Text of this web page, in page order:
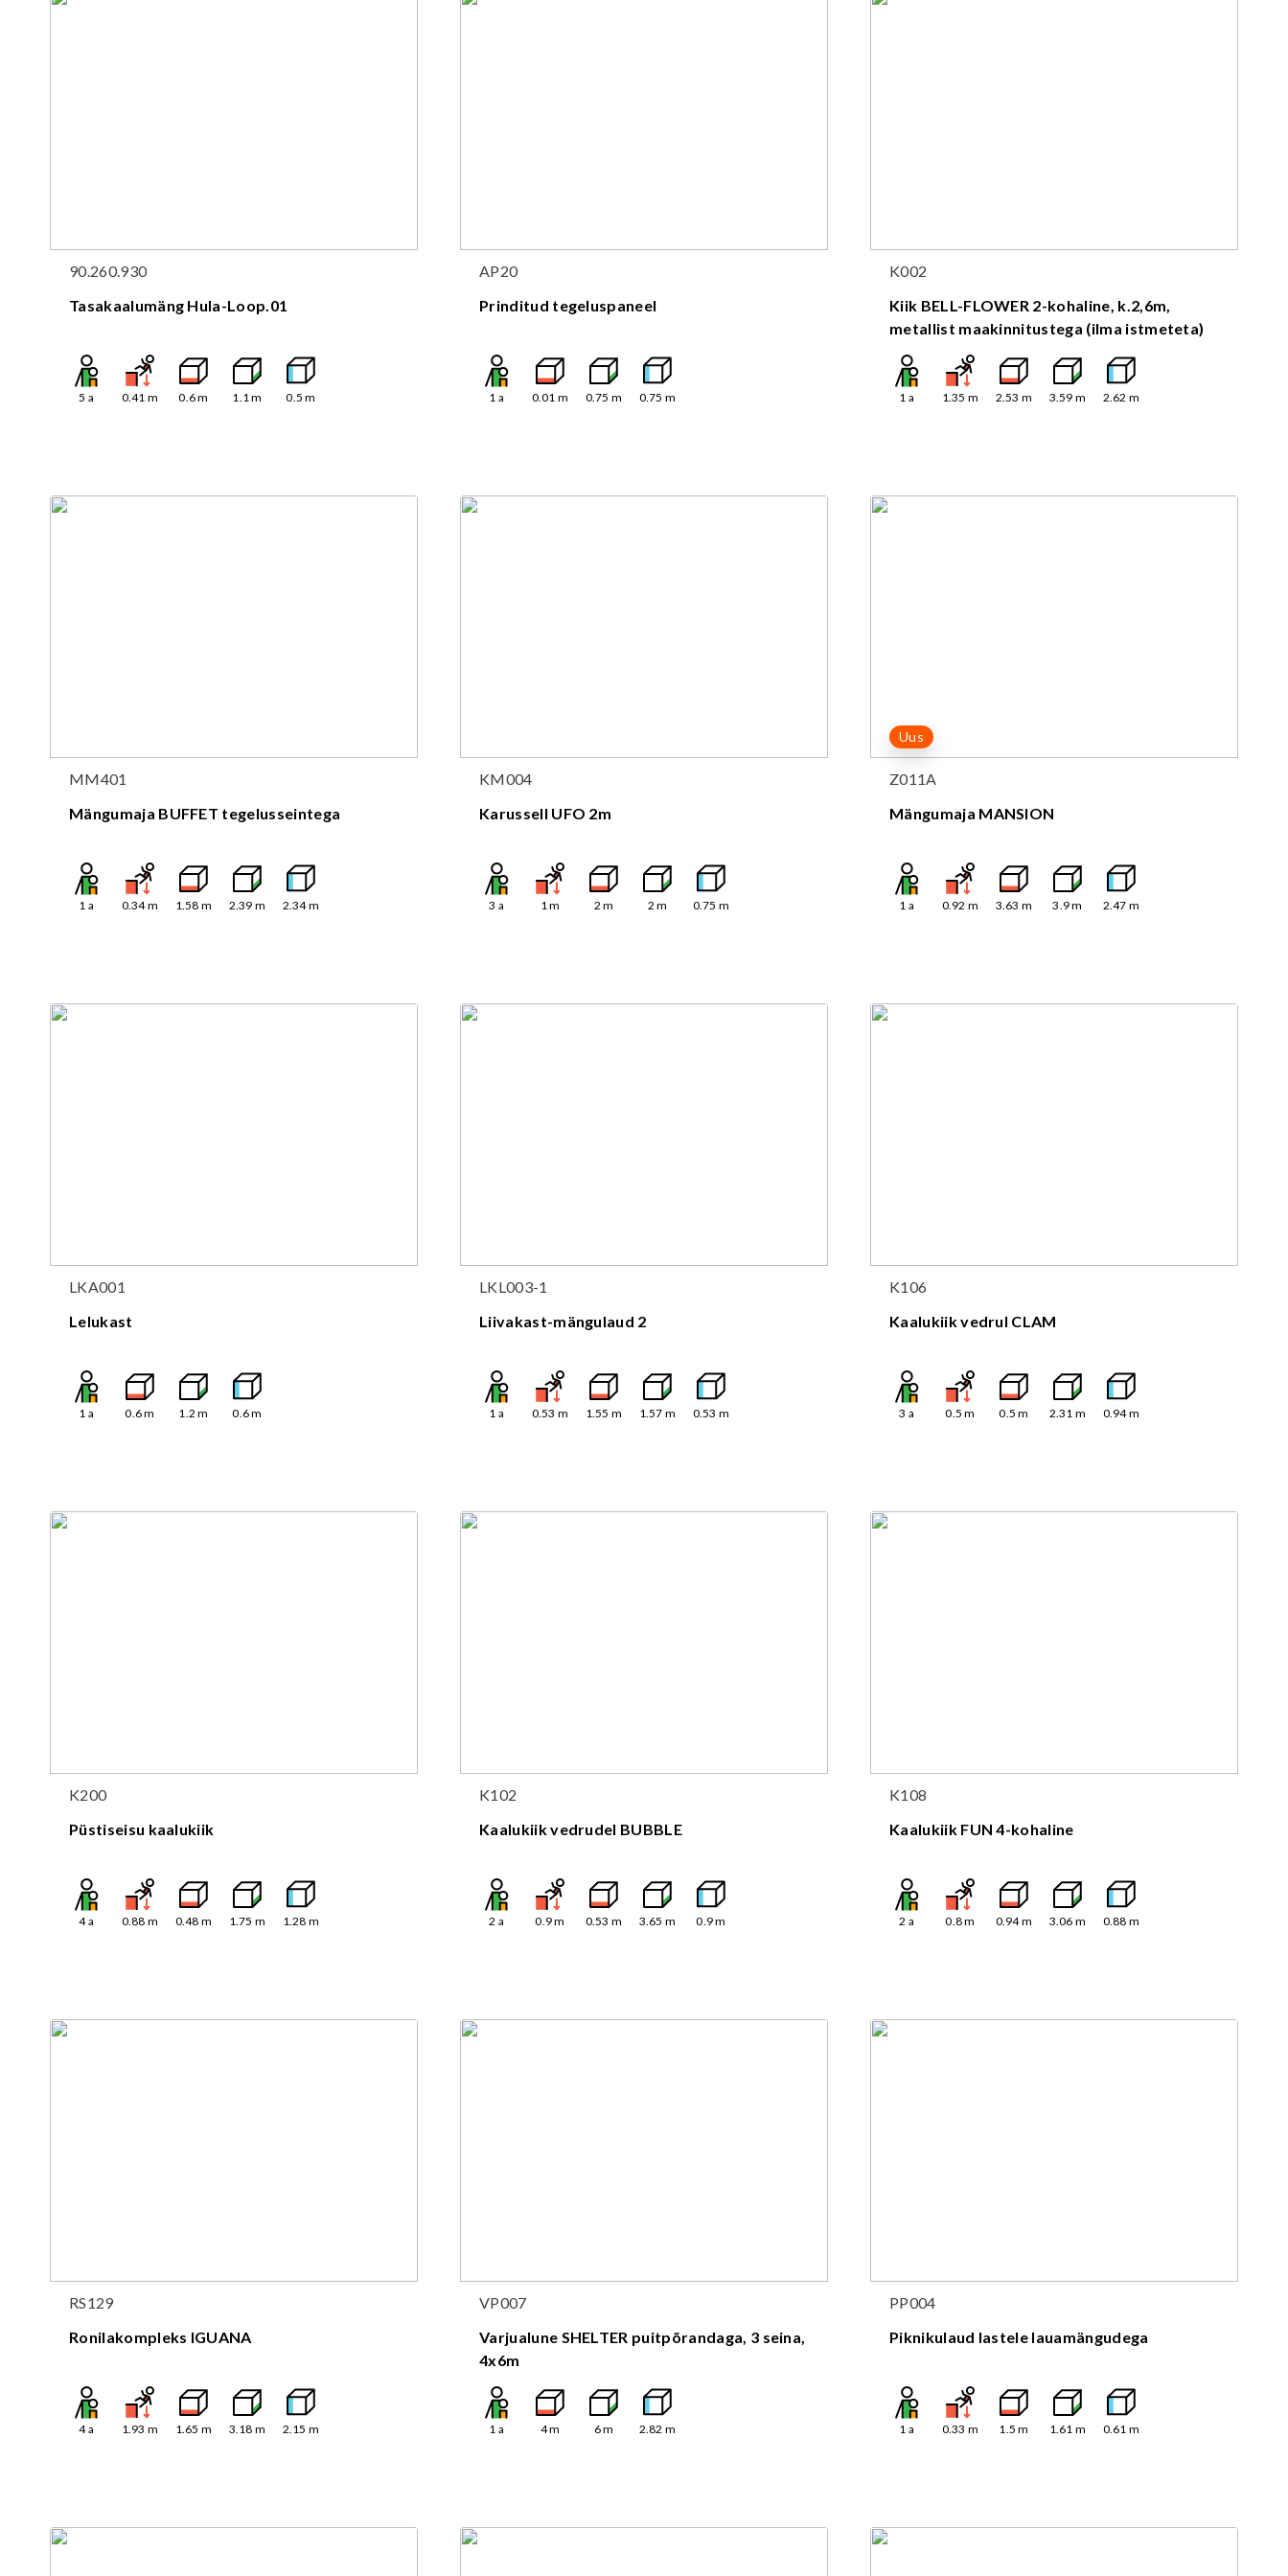
90.260.930
Tasakaalumäng Hula-Loop.01
5 a 0.41 m 0.6m 1.1m 0.5 m
AP20
Prinditud tegeluspaneel
1 a 0.01 m 0.75 m 0.75 m
K002
Kiik BELL-FLOWER 2-kohaline, k.2,6m,
metallist maakinnitustega (ilma istmeteta)
1 a 1.35 m 2.53 m 3.59 m 2.62 m
MM401
Mängumaja BUFFET tegelusseintega
1 a 0.34m 1.58 m 2.39 m 2.34m
KM004
Karussell UFO 2m
3 a 1m 2 m 2 m 0.75 m
Uus
Z011A
Mängumaja MANSION
1 a 0.92 m 3.63 m 3.9m 2.47 m
LKA001
Lelukast
1 a 0.6m 1.2 m 0.6m
LKL003-1
Liivakast-mängulaud 2
1 a 0.53 m 1.55 m 1.57 m 0.53 m
K106
Kaalukiik vedrul CLAM
3 a 0.5 m 0.5 m 2.31 m 0.94m
K200
Püstiseisu kaalukiik
4a 0.88 m 0.48 m 1.75 m 1.28 m
K102
Kaalukiik vedrudel BUBBLE
2 a 0.9m 0.53 m 3.65 m 0.9m
K108
Kaalukiik FUN 4-kohaline
2 a 0.8m 0.94m 3.06 m 0.88 m
RS129
Ronilakompleks IGUANA
4a 1.93 m 1.65 m 3.18 m 2.15 m
VP007
Varjualune SHELTER puitpõrandaga, 3 seina,
4x6m
1 a 4m 6m 2.82 m
PP004
Piknikulaud lastele lauamängudega
1 a 0.33 m 1.5 m 1.61 m 0.61 m